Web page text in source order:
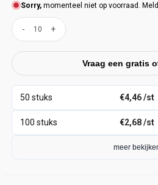
Sorry,momenteel niet op voorraad.
- +
Vraag een gratis
€4,46 /st
€2,68 /st
meer